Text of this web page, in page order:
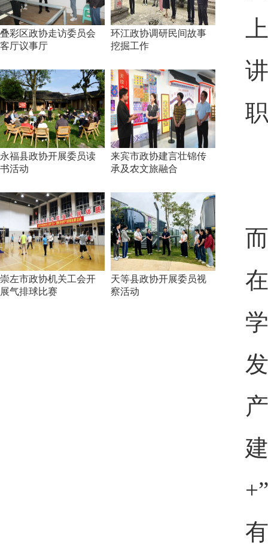
叠彩区政协走访委员会
客厅议事厅
环江政协调研民间故事
挖掘工作
永福县政协开展委员读
书活动
来宾市政协建言壮锦传
承及农文旅融合
崇左市政协机关工会开
展气排球比赛
天等县政协开展委员视
察活动